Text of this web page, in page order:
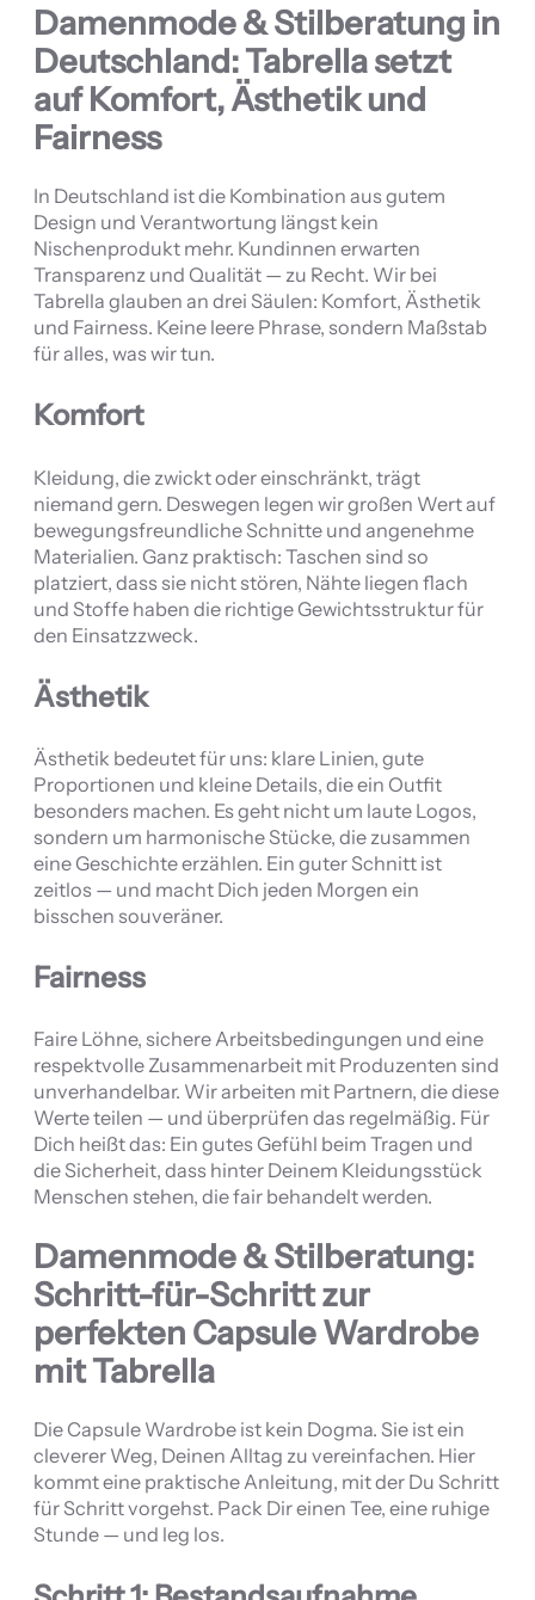
Damenmode & Stilberatung in
Deutschland: Tabrella setzt
auf Komfort, Ästhetik und
Fairness
In Deutschland ist die Kombination aus gutem
Design und Verantwortung längst kein
Nischenprodukt mehr. Kundinnen erwarten
Transparenz und Qualität — zu Recht. Wir bei
Tabrella glauben an drei Säulen: Komfort, Ästhetik
und Fairness. Keine leere Phrase, sondern Maßstab
für alles, was wir tun.
Komfort
Kleidung, die zwickt oder einschränkt, trägt
niemand gern. Deswegen legen wir großen Wert auf
bewegungsfreundliche Schnitte und angenehme
Materialien. Ganz praktisch: Taschen sind so
platziert, dass sie nicht stören, Nähte liegen flach
und Stoffe haben die richtige Gewichtsstruktur für
den Einsatzzweck.
Ästhetik
Ästhetik bedeutet für uns: klare Linien, gute
Proportionen und kleine Details, die ein Outfit
besonders machen. Es geht nicht um laute Logos,
sondern um harmonische Stücke, die zusammen
eine Geschichte erzählen. Ein guter Schnitt ist
zeitlos — und macht Dich jeden Morgen ein
bisschen souveräner.
Fairness
Faire Löhne, sichere Arbeitsbedingungen und eine
respektvolle Zusammenarbeit mit Produzenten sind
unverhandelbar. Wir arbeiten mit Partnern, die diese
Werte teilen — und überprüfen das regelmäßig. Für
Dich heißt das: Ein gutes Gefühl beim Tragen und
die Sicherheit, dass hinter Deinem Kleidungsstück
Menschen stehen, die fair behandelt werden.
Damenmode & Stilberatung:
Schritt-für-Schritt zur
perfekten Capsule Wardrobe
mit Tabrella
Die Capsule Wardrobe ist kein Dogma. Sie ist ein
cleverer Weg, Deinen Alltag zu vereinfachen. Hier
kommt eine praktische Anleitung, mit der Du Schritt
für Schritt vorgehst. Pack Dir einen Tee, eine ruhige
Stunde — und leg los.